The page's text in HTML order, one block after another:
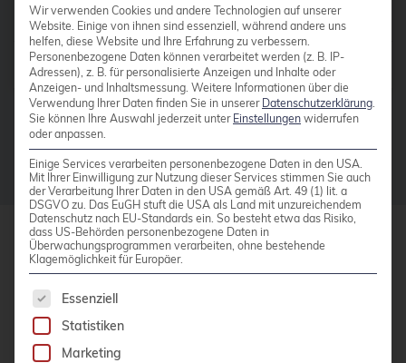
Automatisierung
Automatisierung
AWS
Azure
backup
Benchmarks
bhyve
bitnami
BSD
BSP
Bug Squashing Party
Beiträge vonChristoph Berg
credativ GmbH
41179 Mönchengladbach
Wir verwenden Cookies und andere Technologien auf unserer
Website. Einige von ihnen sind essenziell, während andere uns
helfen, diese Website und Ihre Erfahrung zu verbessern.
Personenbezogene Daten können verarbeitet werden (z. B. IP-
Adressen), z. B. für personalisierte Anzeigen und Inhalte oder
Anzeigen- und Inhaltsmessung. Weitere Informationen über die
Verwendung Ihrer Daten finden Sie in unserer Datenschutzerklärung.
Sie können Ihre Auswahl jederzeit unter Einstellungen widerrufen
oder anpassen.
Einige Services verarbeiten personenbezogene Daten in den USA.
Mit Ihrer Einwilligung zur Nutzung dieser Services stimmen Sie auch
der Verarbeitung Ihrer Daten in den USA gemäß Art. 49 (1) lit. a
DSGVO zu. Das EuGH stuft die USA als Land mit unzureichendem
Datenschutz nach EU-Standards ein. So besteht etwa das Risiko,
dass US-Behörden personenbezogene Daten in
Überwachungsprogrammen verarbeiten, ohne bestehende
Klagemöglichkeit für Europäer.
Es folgt eine Liste der Service-Gruppen, für die
Essenziell
Statistiken
Marketing